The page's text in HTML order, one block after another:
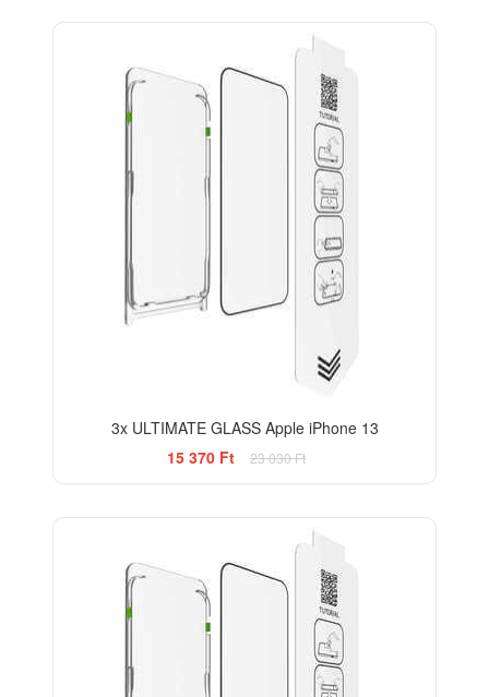
3x ULTIMATE GLASS Apple iPhone 13
15 370 Ft
23 030 Ft